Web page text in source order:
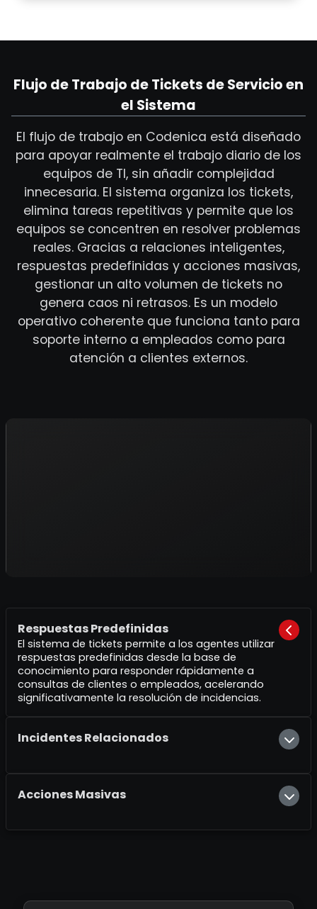
Flujo de Trabajo de Tickets de Servicio en
el Sistema
El flujo de trabajo en Codenica está diseñado
para apoyar realmente el trabajo diario de los
equipos de TI, sin añadir complejidad
innecesaria. El sistema organiza los tickets,
elimina tareas repetitivas y permite que los
equipos se concentren en resolver problemas
reales. Gracias a relaciones inteligentes,
respuestas predefinidas y acciones masivas,
gestionar un alto volumen de tickets no
genera caos ni retrasos. Es un modelo
operativo coherente que funciona tanto para
soporte interno a empleados como para
atención a clientes externos.
Respuestas Predefinidas
El sistema de tickets permite a los agentes utilizar
respuestas predefinidas desde la base de
conocimiento para responder rápidamente a
consultas de clientes o empleados, acelerando
significativamente la resolución de incidencias.
Incidentes Relacionados
Acciones Masivas